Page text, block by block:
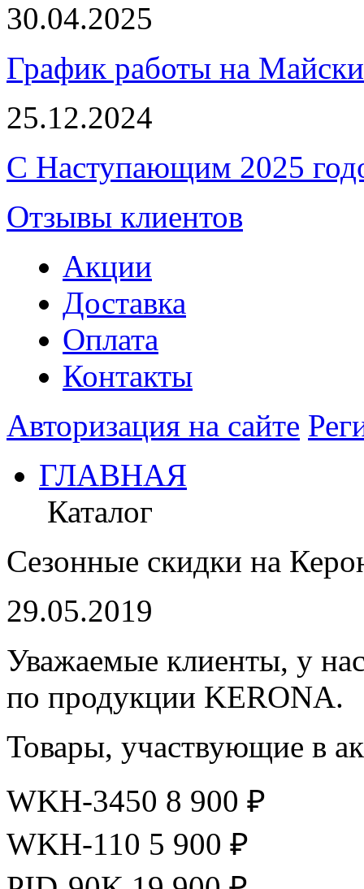
30.04.2025
График работы на
25.12.2024
С Наступающим 2025
Отзывы клиентов
Акции
Доставка
Оплата
Контакты
Авторизация на сайте
ГЛАВНАЯ
Каталог
Сезонные скидки на
29.05.2019
Уважаемые клиенты, у
по продукции KERONA.
Товары, участвующие в
WKH-3450 8 900 ₽
WKH-110 5 900 ₽